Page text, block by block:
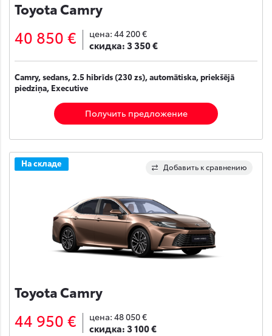
Toyota Camry
40 850 € цена: 44 200 €
скидка:3 350 €
Camry, sedans, 2.5 hibrīds (230 zs), automātiska, priekšējā
piedziņa, Executive
Получить предложение
Добавить к сравнению
На складе
Toyota Camry
44 950 € цена: 48 050 €
скидка:3 100 €